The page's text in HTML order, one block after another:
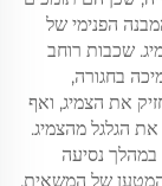
הפנימי של
שכבות רוחב
בחגורה,
את הצמיג, ואף
את הגלגל מהצמיג.
במהלך נסיעה
של המשאית,